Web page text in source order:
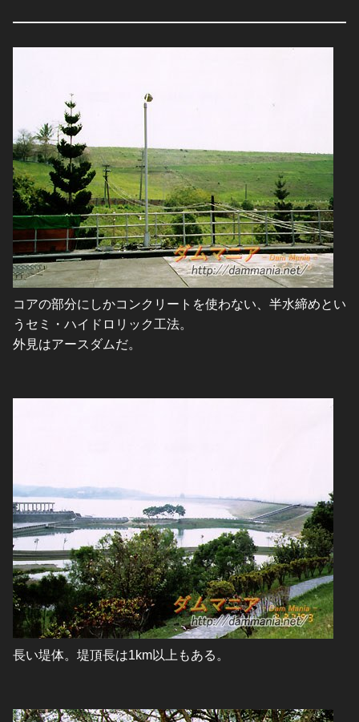
コアの部分にしかコンクリートを使わない、半水締めとい
うセミ・ハイドロリック工法。
外見はアースダムだ。
長い堤体。堤頂長は1km以上もある。